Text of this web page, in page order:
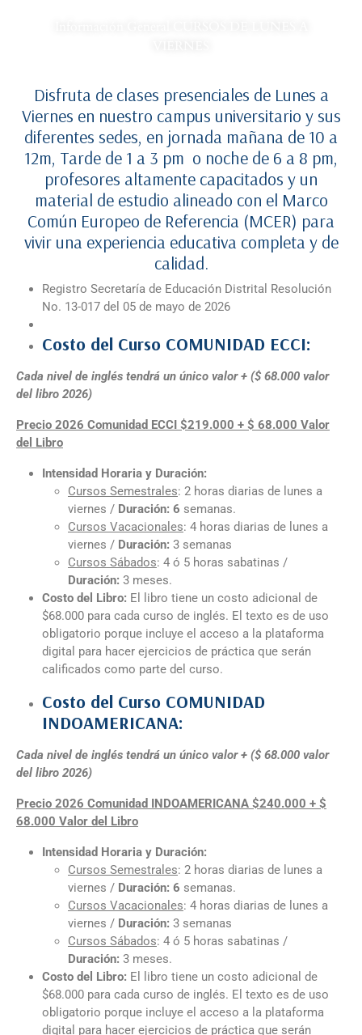
Disfruta de clases presenciales de Lunes a
Viernes en nuestro campus universitario y sus
diferentes sedes, en jornada mañana de 10 a
12m, Tarde de 1 a 3 pm o noche de 6 a 8 pm,
profesores altamente capacitados y un
material de estudio alineado con el Marco
Común Europeo de Referencia (MCER) para
vivir una experiencia educativa completa y de
calidad.
Registro Secretaría de Educación Distrital Resolución
No. 13-017 del 05 de mayo de 2026
Costo del Curso COMUNIDAD ECCI:
Cada nivel de inglés tendrá un único valor + ($ 68.000 valor
del libro 2026)
Precio 2026 Comunidad ECCI $219.000 + $ 68.000 Valor
del Libro
Intensidad Horaria y Duración:
Cursos Semestrales: 2 horas diarias de lunes a
viernes / Duración: 6 semanas.
Cursos Vacacionales: 4 horas diarias de lunes a
viernes / Duración: 3 semanas
Cursos Sábados: 4 ó 5 horas sabatinas /
Duración: 3 meses.
Costo del Libro: El libro tiene un costo adicional de
$68.000 para cada curso de inglés. El texto es de uso
obligatorio porque incluye el acceso a la plataforma
digital para hacer ejercicios de práctica que serán
calificados como parte del curso.
Costo del Curso COMUNIDAD
INDOAMERICANA:
Cada nivel de inglés tendrá un único valor + ($ 68.000 valor
del libro 2026)
Precio 2026 Comunidad INDOAMERICANA $240.000 + $
68.000 Valor del Libro
Intensidad Horaria y Duración:
Cursos Semestrales: 2 horas diarias de lunes a
viernes / Duración: 6 semanas.
Cursos Vacacionales: 4 horas diarias de lunes a
viernes / Duración: 3 semanas
Cursos Sábados: 4 ó 5 horas sabatinas /
Duración: 3 meses.
Costo del Libro: El libro tiene un costo adicional de
$68.000 para cada curso de inglés. El texto es de uso
obligatorio porque incluye el acceso a la plataforma
digital para hacer ejercicios de práctica que serán